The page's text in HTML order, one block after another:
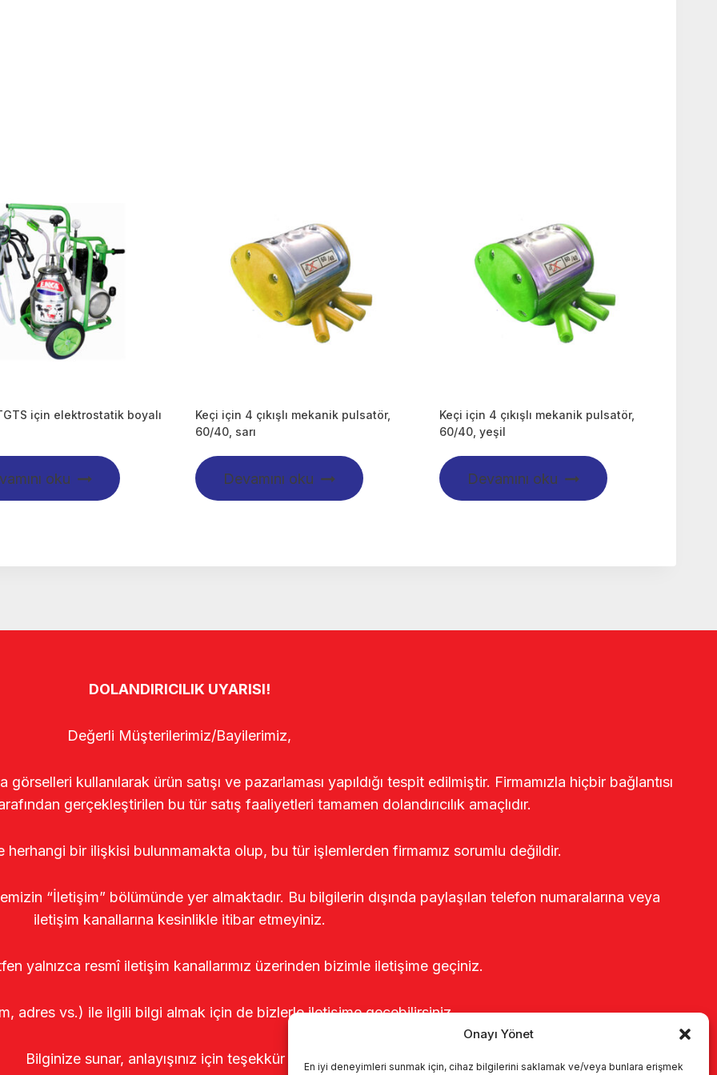
Onayı Yönet
En iyi deneyimleri sunmak için, cihaz bilgilerini saklamak ve/veya bunlara erişmek
için elektrostatik boyalı
oku
Keçi için 4 çıkışlı mekanik pulsatör,
60/40, sarı
Devamını oku
Keçi için 4 çıkışlı mekanik pulsatör,
60/40, yeşil
Devamını oku
DOLANDIRICILIK UYARISI!
Değerli Müşterilerimiz/Bayilerimiz,
kullanılarak ürün satışı ve pazarlaması yapıldığı tespit edilmiştir. Firmamızla hiçbir bağlantısı
gerçekleştirilen bu tür satış faaliyetleri tamamen dolandırıcılık amaçlıdır.
herhangi bir ilişkisi bulunmamakta olup, bu tür işlemlerden firmamız sorumlu değildir.
“İletişim” bölümünde yer almaktadır. Bu bilgilerin dışında paylaşılan telefon numaralarına veya
iletişim kanallarına kesinlikle itibar etmeyiniz.
yalnızca resmî iletişim kanallarımız üzerinden bizimle iletişime geçiniz.
adres vs.) ile ilgili bilgi almak için de bizlerle iletişime geçebilirsiniz.
Bilginize sunar, anlayışınız için teşekkür ederiz.